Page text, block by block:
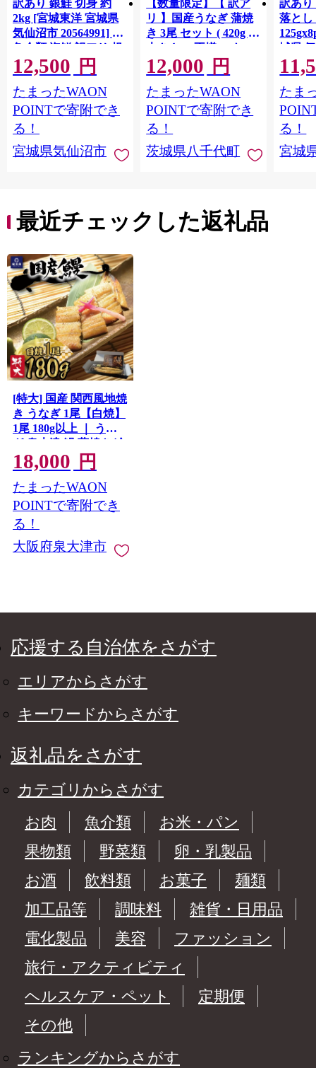
訳あり 銀鮭 切身 約
2kg [宮城東洋 宮城県
気仙沼市 20564991] 鮭
魚介類 海鮮 訳アリ 規
格外 不揃い さけ サケ
鮭切身 シャケ 切り身
冷凍 家庭用 おかず 弁
当 支援 サーモン 銀鮭
切り身 魚 わけあり
12,500 円
たまったWAON
POINTで寄附でき
る！
宮城県気仙沼市
【数量限定】【 訳ア
リ 】国産うなぎ 蒲焼
き 3尾 セット ( 420g )
大きさ の不揃い タ
レ・山椒付き ウナギ
鰻 ふぞろい 不揃い う
な重 ひつまぶし 人気
茨城 八千代町 ふるさ
と納税 冷凍 [SF951ya]
12,000 円
たまったWAON
POINTで寄附でき
る！
茨城県八千代町
訳あり
落とし
城県
お刺し
生 生
鮭 銀
介
たま
る！
宮城
最近チェックした返礼品
[特大] 国産 関西風地焼
き うなぎ 1尾【白焼】
1尾 180g以上 ｜ うな
ぎ 泉大津 鰻 蒲焼き 冷
凍鰻 活鰻 鰻次郎 うな
重 土用の丑の日 お取
り寄せ 高級 うなぎの
日 ウナギ unagi ※離島
への配送不可
18,000 円
たまったWAON
POINTで寄附でき
る！
大阪府泉大津市
応援する自治体をさがす
エリアからさがす
キーワードからさがす
返礼品をさがす
カテゴリからさがす
お肉
魚介類
お米・パン
果物類
野菜類
卵・乳製品
お酒
飲料類 お菓子
麺類
加工品等
調味料
雑貨・日用品
電化製品
美容
ファッション
旅行・アクティビティ
ヘルスケア・ペット
定期便
その他
ランキングからさがす